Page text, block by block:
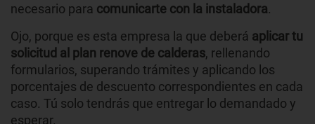
necesario para comunicarte con la instaladora.
Ojo, porque es esta empresa la que deberá aplicar tu
solicitud al plan renove de calderas, rellenando
formularios, superando trámites y aplicando los
porcentajes de descuento correspondientes en cada
caso. Tú solo tendrás que entregar lo demandado y
esperar.